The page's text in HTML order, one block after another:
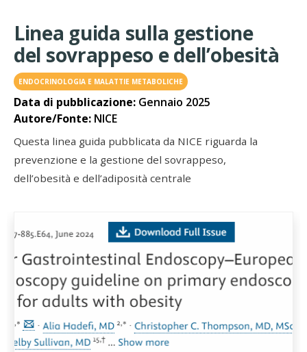
Linea guida sulla gestione
del sovrappeso e dell’obesità
ENDOCRINOLOGIA E MALATTIE METABOLICHE
Data di pubblicazione: Gennaio 2025
Autore/Fonte: NICE
Questa linea guida pubblicata da NICE riguarda la
prevenzione e la gestione del sovrappeso,
dell’obesità e dell’adiposità centrale